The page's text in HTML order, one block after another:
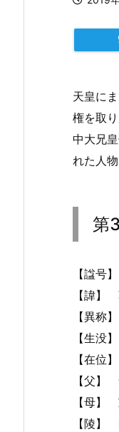
天皇に
権を取
中大兄
れた人
第
【諡号
【諱】
【異称
【生没
【在位
【父】
【母】
【陵】